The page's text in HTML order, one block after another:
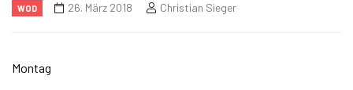
WOD 26. März 2018 Christian Sieger
Montag